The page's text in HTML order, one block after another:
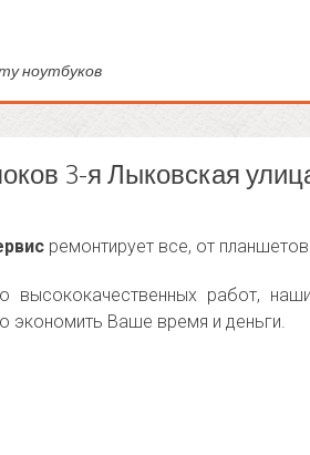
ноутбуков
3-я Лыковская
ремонтирует все, от
высококачественных работ,
экономить Ваше время и деньги.